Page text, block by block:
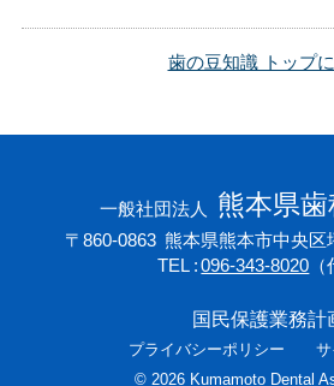
歯の豆知識 トップ
一般社団法人 熊本県
〒860-0863 熊本県熊本市中央区
TEL
096-343-8020
国民保護業務計
プライバシーポリシー
© 2026Kumamoto Dental